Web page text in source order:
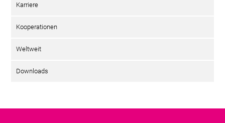
Karriere
Kooperationen
Weltweit
Downloads